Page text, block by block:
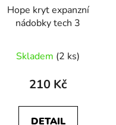
Hope kryt expanzní
nádobky tech 3
Skladem (2 ks)
210 Kč
DETAIL